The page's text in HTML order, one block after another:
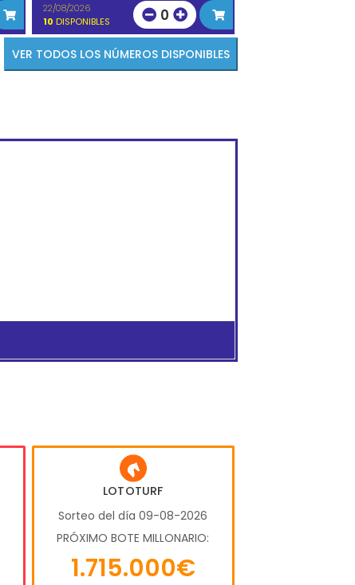
22/08/2026
10 DISPONIBLES 0
VER TODOS LOS NÚMEROS DISPONIBLES
LOTOTURF
Sorteo del día 09-08-2026
PRÓXIMO BOTE MILLONARIO:
1.715.000€